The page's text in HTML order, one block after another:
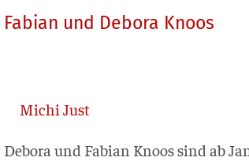
Fabian und Debora Knoos
Michi Just
Debo­ra und Fabi­an Kno­os sind ab